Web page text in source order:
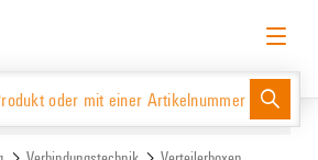
Login anfordern Anmelden
Website Support Center